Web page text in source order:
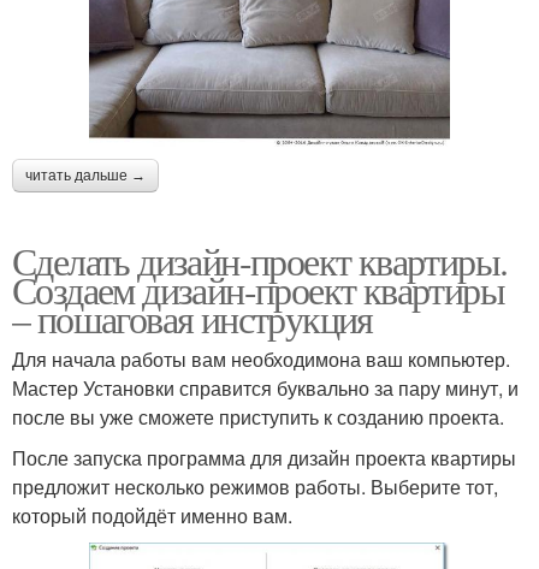
читать дальше →
Сделать дизайн-проект квартиры.
Создаем дизайн-проект квартиры
– пошаговая инструкция
Для начала работы вам необходимона ваш компьютер.
Мастер Установки справится буквально за пару минут, и
после вы уже сможете приступить к созданию проекта.
После запуска программа для дизайн проекта квартиры
предложит несколько режимов работы. Выберите тот,
который подойдёт именно вам.